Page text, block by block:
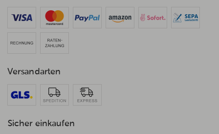
Versandarten
Sicher einkaufen